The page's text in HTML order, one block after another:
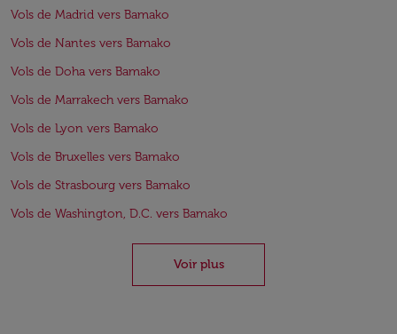
Vols de Madrid vers Bamako
Vols de Nantes vers Bamako
Vols de Doha vers Bamako
Vols de Marrakech vers Bamako
Vols de Lyon vers Bamako
Vols de Bruxelles vers Bamako
Vols de Strasbourg vers Bamako
Vols de Washington, D.C. vers Bamako
Voir plus